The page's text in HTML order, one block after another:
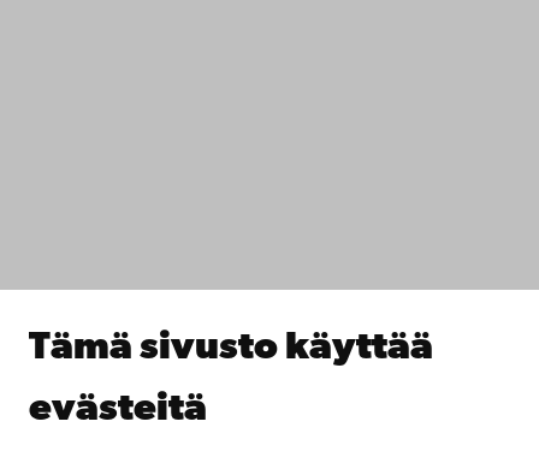
Tämä sivusto käyttää
evästeitä
Åbo Akademin kirjasto
Lahjoita Åbo Akademille
Åbo Akademista